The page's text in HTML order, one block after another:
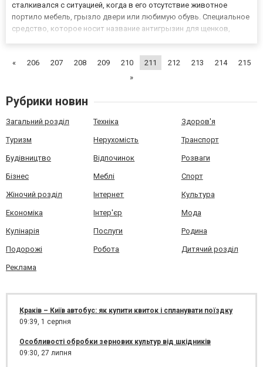
сталкивался с ситуацией, когда в его отсутствие животное
портило мебель, грызло двери или любимую обувь. Специальное
средство, которое носит название антигрызин для щенков,
«
206 207 208 209 210 211 212 213 214
215
»
Рубрики новин
Загальний розділ Техніка Здоров'я
Туризм Нерухомість Транспорт
Будівництво Відпочинок Розваги
Бізнес Меблі Спорт
Жіночий розділ Інтернет Культура
Економіка Інтер'єр Мода
Кулінарія Послуги Родина
Подорожі Робота Дитячий розділ
Реклама
Краків – Київ автобус: як купити квиток і спланувати поїздку
09:39, 1 серпня
Особливості обробки зернових культур від шкідників
09:30, 27 липня